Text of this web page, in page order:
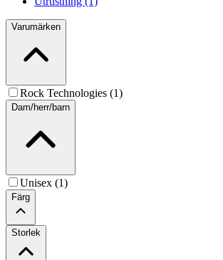
Varumärken
Rock Technologies (1)
Dam/herr/barn
Unisex (1)
Färg
Storlek